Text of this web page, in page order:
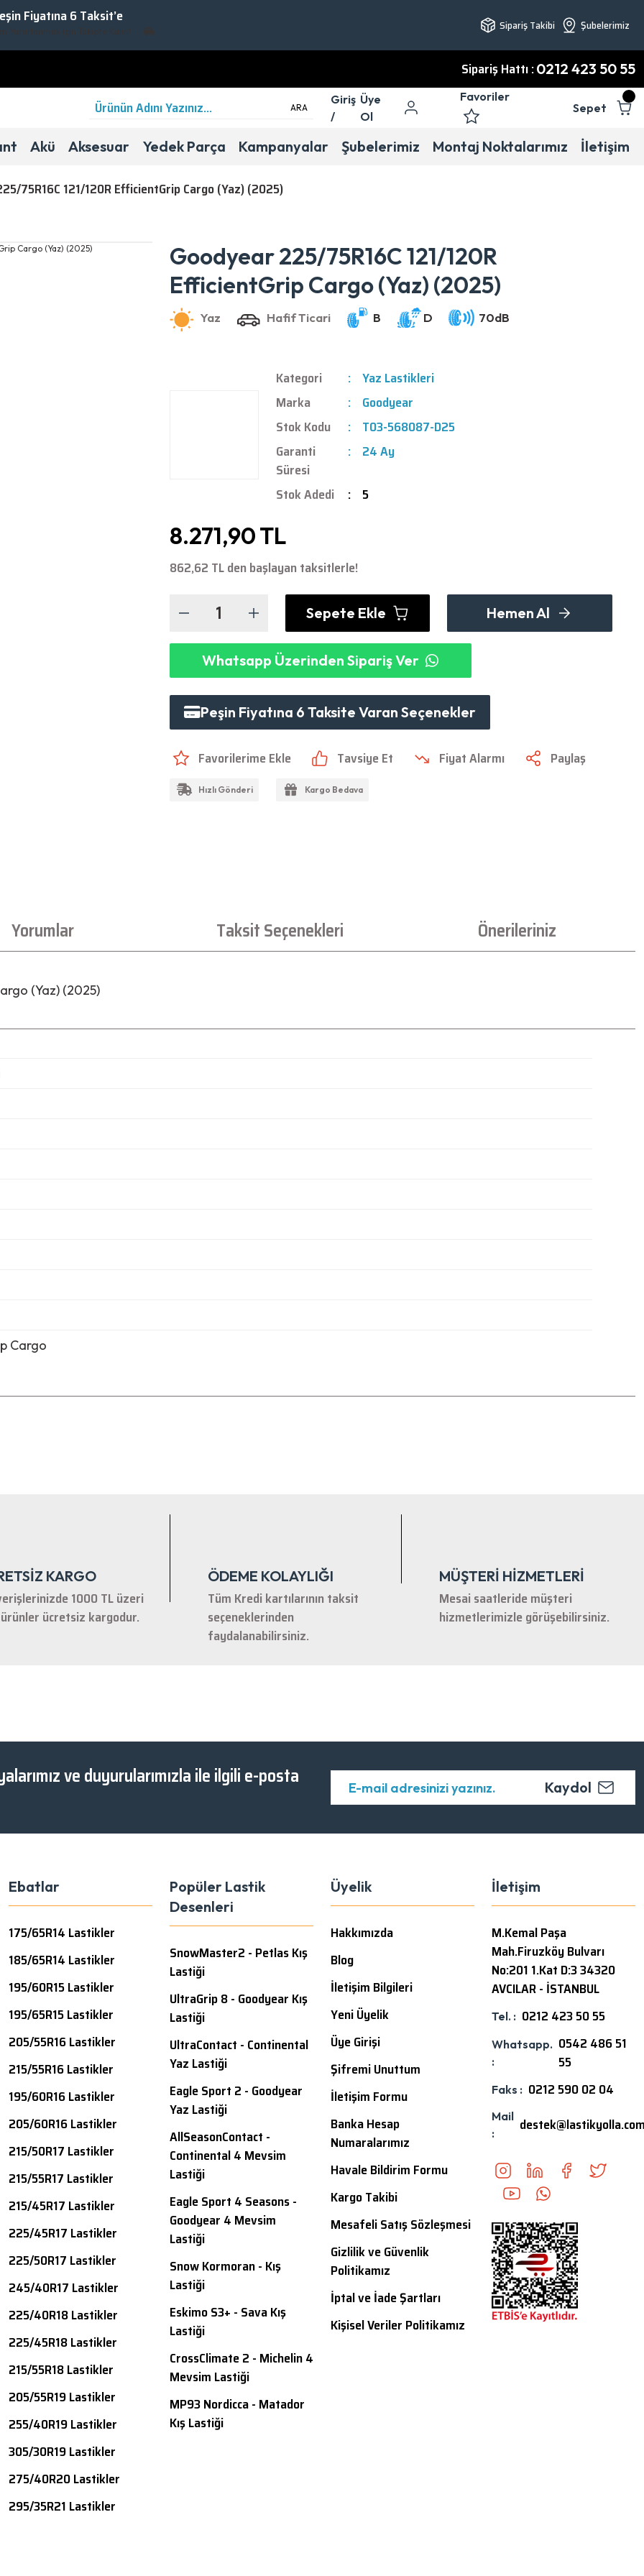
Fiyatına 6 Taksit’e
Sipariş Takibi Şubelerimiz
Sipariş Hattı :0212 423 50 55
ARA
Giriş
/
Üye
Ol
Favoriler
Sepet
Akü Aksesuar Yedek Parça Kampanyalar Şubelerimiz Montaj Noktalarımız İletişim
75R16C 121/120R EfficientGrip Cargo (Yaz) (2025)
Goodyear 225/75R16C 121/120R
EfficientGrip Cargo (Yaz) (2025)
Kategori
Yaz Lastikleri
Marka
Goodyear
Stok Kodu
T03-568087-D25
Garanti
Süresi
24 Ay
Stok Adedi 5
8.271,90 TL
862,62 TL den başlayan taksitlerle!
Sepete Ekle Hemen Al
Whatsapp Üzerinden Sipariş Ver
Peşin Fiyatına 6 Taksite Varan Seçenekler
Tavsiye Et Fiyat Alarmı Paylaş
Hızlı Gönderi Kargo Bedava
Yorumlar Taksit Seçenekleri Önerileriniz
(Yaz) (2025)
Cargo
KARGO
1000 TL üzeri
ücretsiz kargodur.
ÖDEME KOLAYLIĞI
Tüm Kredi kartılarının taksit
seçeneklerinden
faydalanabilirsiniz.
MÜŞTERİ HİZMETLERİ
Mesai saatleride müşteri
hizmetlerimizle görüşebilirsiniz.
ve duyurularımızla ile ilgili e-posta
Kaydol
Ebatlar
175/65R14 Lastikler
185/65R14 Lastikler
195/60R15 Lastikler
195/65R15 Lastikler
205/55R16 Lastikler
215/55R16 Lastikler
195/60R16 Lastikler
205/60R16 Lastikler
215/50R17 Lastikler
215/55R17 Lastikler
215/45R17 Lastikler
225/45R17 Lastikler
225/50R17 Lastikler
245/40R17 Lastikler
225/40R18 Lastikler
225/45R18 Lastikler
215/55R18 Lastikler
205/55R19 Lastikler
255/40R19 Lastikler
305/30R19 Lastikler
275/40R20 Lastikler
295/35R21 Lastikler
Popüler Lastik
Desenleri
SnowMaster2 - Petlas Kış
Lastiği
UltraGrip 8 - Goodyear Kış
Lastiği
UltraContact - Continental
Yaz Lastiği
Eagle Sport 2 - Goodyear
Yaz Lastiği
AllSeasonContact -
Continental 4 Mevsim
Lastiği
Eagle Sport 4 Seasons -
Goodyear 4 Mevsim
Lastiği
Snow Kormoran - Kış
Lastiği
Eskimo S3+ - Sava Kış
Lastiği
CrossClimate 2 - Michelin 4
Mevsim Lastiği
MP93 Nordicca - Matador
Kış Lastiği
Üyelik
Hakkımızda
Blog
İletişim Bilgileri
Yeni Üyelik
Üye Girişi
Şifremi Unuttum
İletişim Formu
Banka Hesap
Numaralarımız
Havale Bildirim Formu
Kargo Takibi
Mesafeli Satış Sözleşmesi
Gizlilik ve Güvenlik
Politikamız
İptal ve İade Şartları
Kişisel Veriler Politikamız
İletişim
M.Kemal Paşa
Mah.Firuzköy Bulvarı
No:201 1.Kat D:3 34320
AVCILAR - İSTANBUL
Tel. : 0212 423 50 55
Whatsapp.
:
0542 486 51
55
Faks : 0212 590 02 04
Mail
: